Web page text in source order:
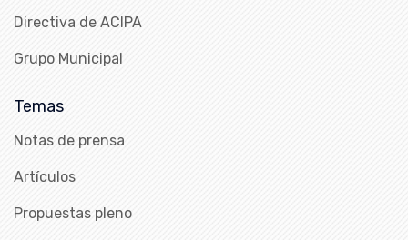
Directiva de ACIPA
Grupo Municipal
Temas
Notas de prensa
Artículos
Propuestas pleno